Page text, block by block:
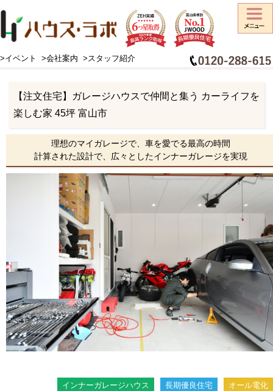
>イベント >会社案内 >スタッフ紹介
HOME > 施工事例> 住宅スタイル >インナーガレージハウス>【注文住宅】ガレージハウスで仲間と集う カーライフを楽しむ家 45坪 富山市
【注文住宅】ガレージハウスで仲間と集う カーライフを
楽しむ家 45坪 富山市
理想のマイガレージで、車を愛でる最高の時間
計算された設計で、広々としたインナーガレージを実現
インナーガレージハウス 長期優良住宅 オール電化